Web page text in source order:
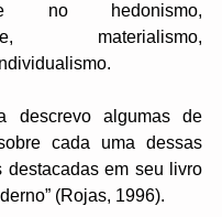
no hedonismo,
materialismo,
descrevo algumas de
cada uma dessas
destacadas em seu livro
(Rojas, 1996).